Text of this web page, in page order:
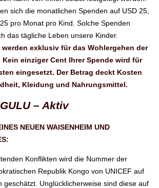
sich die monatlichen Spenden auf USD 25,
pro Monat pro Kind. Solche Spenden
das tägliche Leben unsere Kinder.
exklusiv für das Wohlergehen der
einziger Cent Ihrer Spende wird für
eingesetzt. Der Betrag deckt Kosten
Kleidung und Nahrungsmittel.
– Aktiv
NEUEN WAISENHEIM UND
Konflikten wird die Nummer der
Republik Kongo von UNICEF auf
geschätzt. Unglücklicherweise sind diese auf